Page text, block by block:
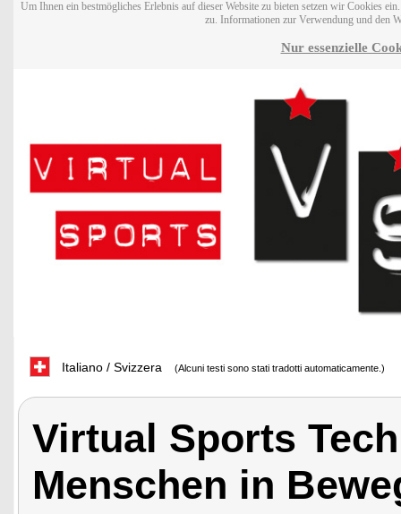
Um Ihnen ein bestmögliches Erlebnis auf dieser Website zu bieten setzen wir Cookies
zu. Informationen zur Verwendung und den
Nur essenzielle
Italiano / Svizzera (Alcuni testi sono stati tradotti automaticamente.)
Virtual Sports
Menschen in